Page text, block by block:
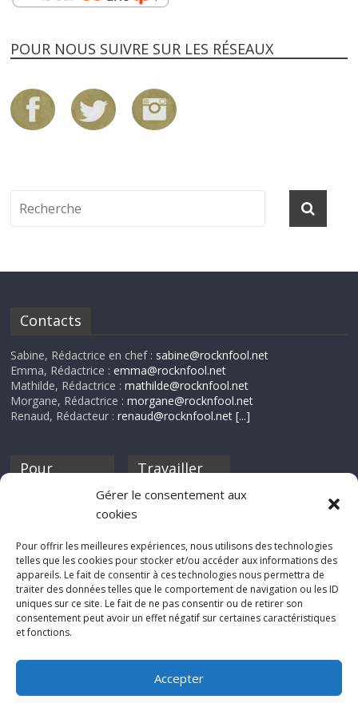
Gérer le consentement aux
cookies
Pour offrir les meilleures expériences, nous utilisons des technologies
telles que les cookies pour stocker et/ou accéder aux informations des
appareils. Le fait de consentir à ces technologies nous permettra de
traiter des données telles que le comportement de navigation ou les ID
uniques sur ce site. Le fait de ne pas consentir ou de retirer son
consentement peut avoir un effet négatif sur certaines caractéristiques
et fonctions.
Accepter
POUR NOUS SUIVRE SUR LES RÉSEAUX
Contacts
Sabine, Rédactrice en chef : sabine@rocknfool.net
Emma, Rédactrice :emma@rocknfool.net
Mathilde, Rédactrice :mathilde@rocknfool.net
Morgane, Rédactrice :morgane@rocknfool.net
Renaud, Rédacteur :renaud@rocknfool.net [...]
Pour
discothèque
Travailler
Si tu souhaites
Rocknfool, n'hésite
pas à nous envoyer
tes chroniques de
concerts, de films,
séries ou des billets
d'humeur :
net